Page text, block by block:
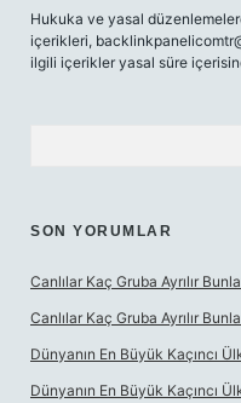
Hukuka ve yasal
içerikleri,
ilgili içerikler yasal süre
SON YORUMLAR
Canlılar Kaç Gruba Ayrılır
Canlılar Kaç Gruba Ayrılır
Dünyanın En Büyük Kaçıncı
Dünyanın En Büyük Kaçıncı